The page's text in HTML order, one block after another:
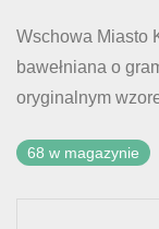
Wschowa Miasto
bawełniana o
oryginalnym
68 w magazynie